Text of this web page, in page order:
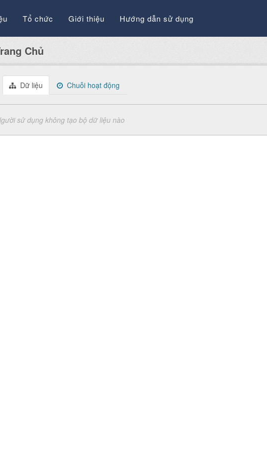
Tổ chức Giới thiệu Hướng dẫn sử dụng
Chủ
Dữ liệu Chuỗi hoạt động
sử dụng không tạo bộ dữ liệu nào